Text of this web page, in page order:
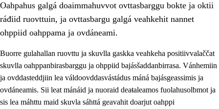
Oahpahus galgá doaimmahuvvot ovttasbarggu bokte ja oktii
ráđiid ruovttuin, ja ovttasbargu galgá veahkehit nannet
ohppiid oahppama ja ovdáneami.
Buorre gulahallan ruovttu ja skuvlla gaskka veahkeha positiivvalaččat
skuvlla oahppanbirasbarggu ja ohppiid bajásšaddanbirrasa. Vánhemiin
ja ovddasteddjiin lea váldoovddasvástádus máná bajásgeassimis ja
ovdáneamis. Sii leat mánáid ja nuoraid deaŧaleamos fuolahusolbmot ja
sis lea máhttu maid skuvla sáhttá geavahit doarjut oahppi